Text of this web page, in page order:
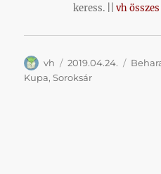
keress. ||vh
Szerző
vh Közzétéve
2019.04.24.
Kupa,Soroksár